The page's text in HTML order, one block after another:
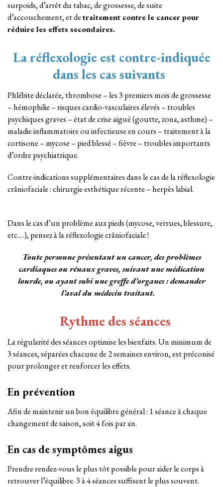
surpoids, d’arrêt du tabac, de grossesse, de suite
d’accouchement, et detraitement contre le cancer pour
réduire les effets secondaires.
La réflexologie est contre-indiquée
dans les cas suivants
Phlébite déclarée, thrombose – les 3 premiers mois de grossesse
– hémophilie – risques cardio-vasculaires élevés – troubles
psychiques graves – état de crise aiguë (goutte, zona, asthme) –
maladie inflammatoire ou infectieuse en cours – traitement à la
cortisone – mycose – pied blessé – fièvre – troubles importants
d’ordre psychiatrique.
Contre-indications supplémentaires dans le cas de la réflexologie
crâniofaciale : chirurgie esthétique récente – herpès labial.
Dans le cas d’un problème aux pieds (mycose, verrues, blessure,
etc.…), pensez à la réflexologie crâniofaciale !
Toute personne présentant un cancer, des problèmes
cardiaques ou rénaux graves, suivant une médication
lourde, ou ayant subi une greffe d’organes : demander
l’aval du médecin traitant.
Rythme des séances
La régularité des séances optimise les bienfaits. Un minimum de
3 séances, séparées chacune de 2 semaines environ, est préconisé
pour prolonger et renforcer les effets.
En prévention
Afin de maintenir un bon équilibre général : 1 séance à chaque
changement de saison, soit 4 fois par an.
En cas de symptômes aigus
Prendre rendez-vous le plus tôt possible pour aider le corps à
retrouver l’équilibre. 3 à 4 séances suffisent le plus souvent.